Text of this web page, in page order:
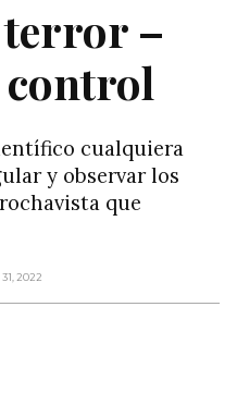
terror –
control
cualquiera
y observar los
que
2022